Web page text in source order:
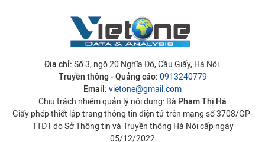
Địa chỉ: Số 3, ngõ 20 Nghĩa Đô, Cầu Giấy, Hà Nội.
Truyền thông - Quảng cáo: 0913240779
Email: vietone@gmail.com
Chịu trách nhiệm quản lý nội dung: Bà Phạm Thị Hà
Giấy phép thiết lập trang thông tin điện tử trên mạng số 3708/GP-
TTĐT do Sở Thông tin và Truyền thông Hà Nội cấp ngày
05/12/2022